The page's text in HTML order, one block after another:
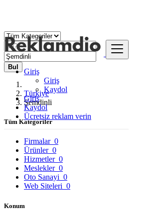
Giriş
Giriş
Kaydol
Giriş
Kaydol
Ücretsiz reklam verin
Bul
Türkiye
Şemdinli
Tüm Kategoriler
Firmalar 0
Ürünler 0
Hizmetler 0
Meslekler 0
Oto Sanayi 0
Web Siteleri 0
Konum